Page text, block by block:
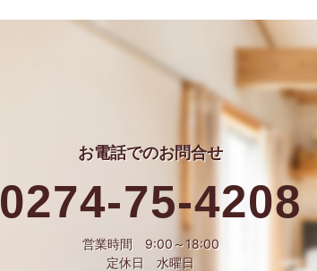
お電話でのお問合せ
0274-75-4208
営業時間 9:00～18:00
定休日 水曜日